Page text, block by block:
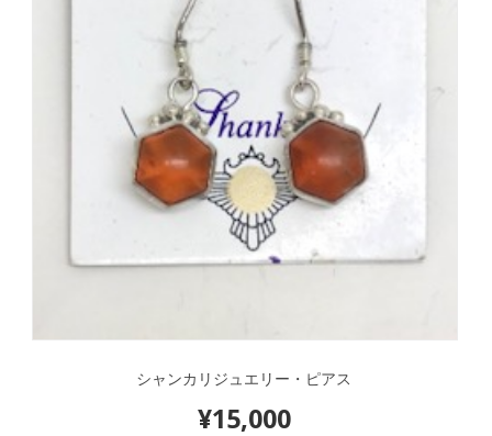
シャンカリジュエリー・ピアス
¥15,000